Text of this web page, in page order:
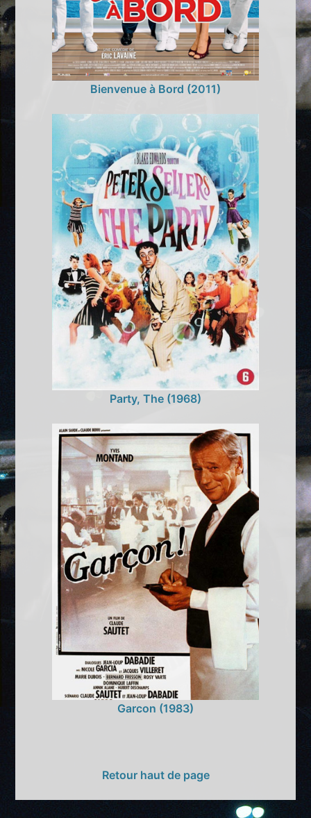
Bienvenue à Bord (2011)
Party, The (1968)
Garcon (1983)
Retour haut de page